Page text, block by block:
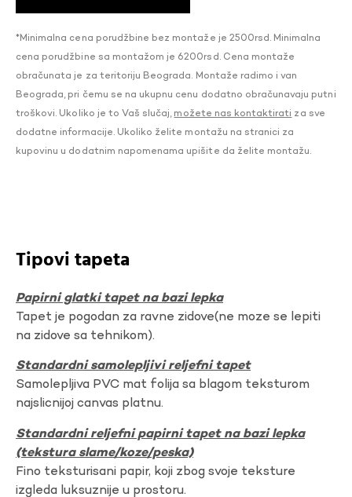
*Minimalna cena porudžbine bez montaže je 2500rsd. Minimalna
cena porudžbine sa montažom je 6200rsd. Cena montaže
obračunata je za teritoriju Beograda. Montaže radimo i van
Beograda, pri čemu se na ukupnu cenu dodatno obračunavaju putni
troškovi. Ukoliko je to Vaš slučaj, možete nas kontaktirati za sve
dodatne informacije. Ukoliko želite montažu na stranici za
kupovinu u dodatnim napomenama upišite da želite montažu.
Tipovi tapeta
Papirni glatki tapet na bazi lepka
Tapet je pogodan za ravne zidove(ne moze se lepiti
na zidove sa tehnikom).
Standardni samolepljivi reljefni tapet
Samolepljiva PVC mat folija sa blagom teksturom
najslicnijoj canvas platnu.
Standardni reljefni papirni tapet na bazi lepka
(tekstura slame/koze/peska)
Fino teksturisani papir, koji zbog svoje teksture
izgleda luksuznije u prostoru.